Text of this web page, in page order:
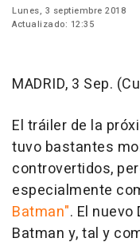
Lunes, 3 septiembre 2018
Actualizado: 12:35
MADRID, 3 Sep.
El tráiler de la
tuvo bastantes
controvertidos,
especialmente
Batman". El
Batman y, tal y